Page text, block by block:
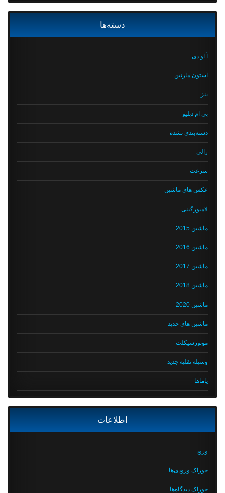
دسته‌ها
آ او دی
استون مارتین
بی ام دبلیو
دسته‌بندی نشده
رالی
سرعت
عکس های ماشین
لامبورگینی
ماشین 2015
ماشین 2016
ماشین 2017
ماشین 2018
ماشین 2020
ماشین های جدید
موتورسیکلت
وسیله نقلیه جدید
یاماها
اطلاعات
ورود
خوراک ورودی‌ها
خوراک دیدگاه‌ها